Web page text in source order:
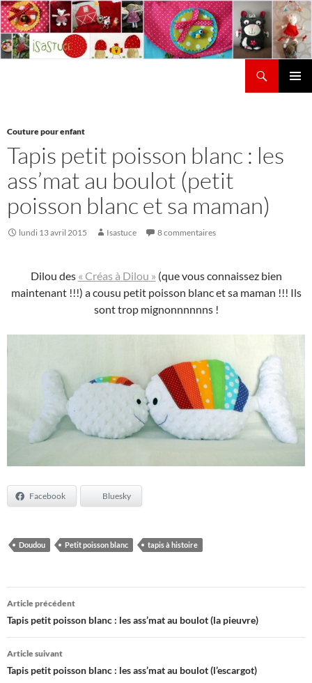
Aller
au
contenu
Couture pour enfant
Tapis petit poisson blanc : les
ass’mat au boulot (petit
poisson blanc et sa maman)
lundi 13 avril 2015 Isastuce 8 commentaires
Dilou des « Créas à Dilou » (que vous connaissez bien
maintenant !!!) a cousu petit poisson blanc et sa maman !!! Ils
sont trop mignonnnnnns !
Facebook Bluesky
Doudou Petit poisson blanc tapis à histoire
Navigation
des
articles
Article précédent
Tapis petit poisson blanc : les ass’mat au boulot (la pieuvre)
Article suivant
Tapis petit poisson blanc : les ass’mat au boulot (l’escargot)